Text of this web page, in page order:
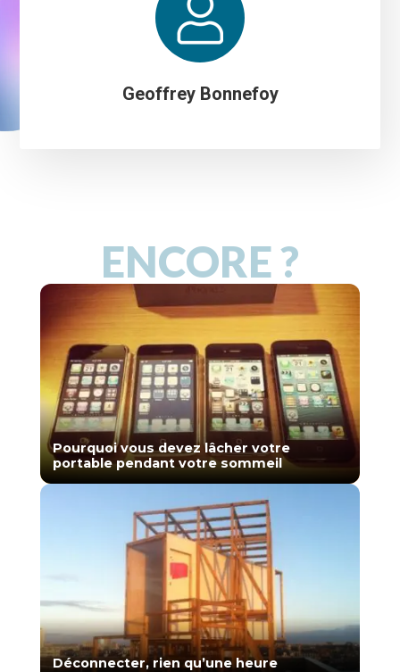
Geoffrey Bonnefoy
ENCORE ?
Pourquoi vous devez lâcher votre
portable pendant votre sommeil
Déconnecter, rien qu’une heure